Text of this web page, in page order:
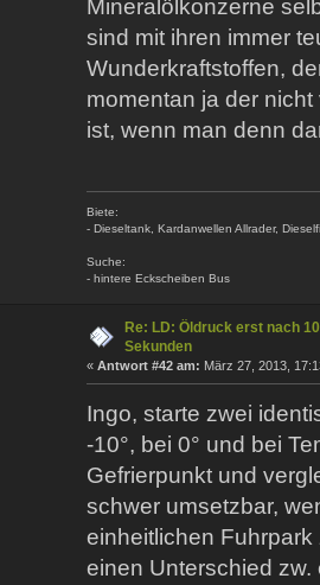
Mineralölkonzerne
sind mit ihren immer
Wunderkraftstoffen,
momentan ja der
ist, wenn man denn
Biete:
- Dieseltank, Kardanwellen Allrader,
Suche:
- hintere Eckscheiben Bus
Re: LD: Öldruck erst nach 10
Sekunden
« Antwort #42 am: März 27, 2013,
Ingo, starte zwei
-10°, bei 0° und bei
Gefrierpunkt und
schwer umsetzbar,
einheitlichen
einen Unterschied